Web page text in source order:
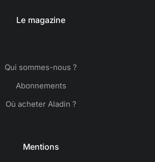
Le magazine
Qui sommes-nous ?
Abonnements
Où acheter Aladin ?
Mentions